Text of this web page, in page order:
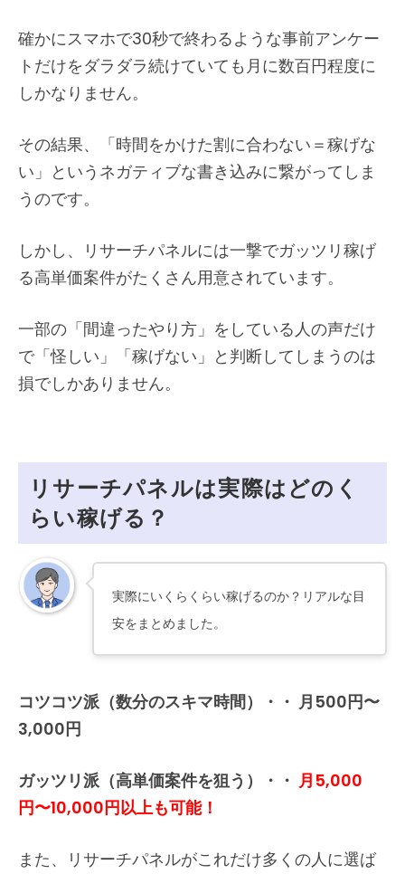
確かにスマホで30秒で終わるような事前アンケー
トだけをダラダラ続けていても月に数百円程度に
しかなりません。
その結果、「時間をかけた割に合わない＝稼げな
い」というネガティブな書き込みに繋がってしま
うのです。
しかし、リサーチパネルには一撃でガッツリ稼げ
る高単価案件がたくさん用意されています。
一部の「間違ったやり方」をしている人の声だけ
で「怪しい」「稼げない」と判断してしまうのは
損でしかありません。
リサーチパネルは実際はどのく
らい稼げる？
実際にいくらくらい稼げるのか？リアルな目
安をまとめました。
コツコツ派（数分のスキマ時間）・・ 月500円〜
3,000円
ガッツリ派（高単価案件を狙う）・・ 月5,000
円〜10,000円以上も可能！
また、リサーチパネルがこれだけ多くの人に選ば